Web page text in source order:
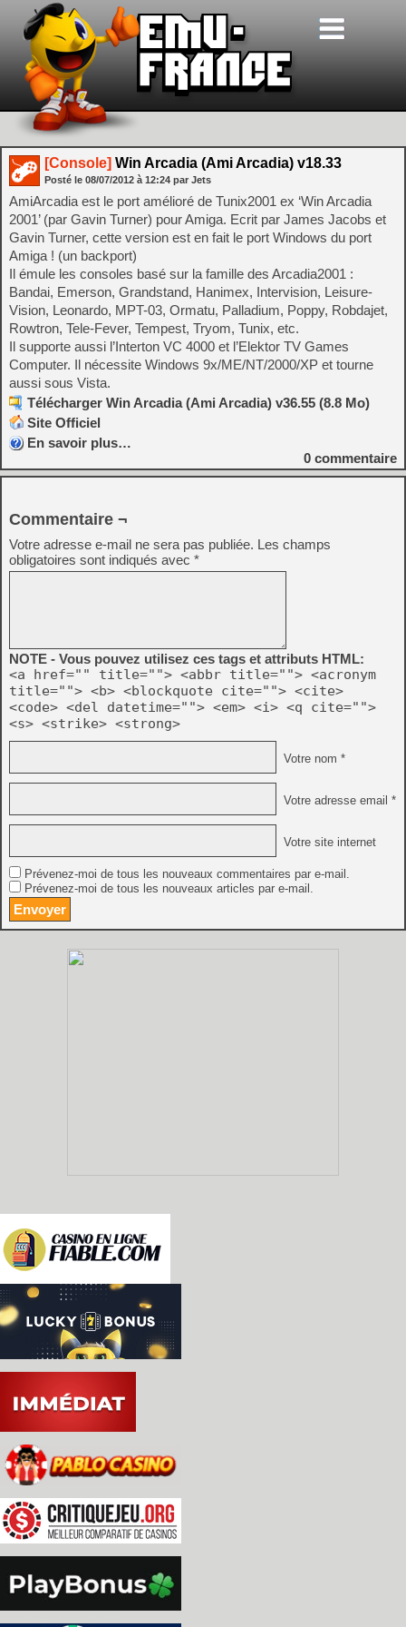
[Console] Win Arcadia (Ami Arcadia) v18.33
Posté le 08/07/2012 à 12:24 par Jets
AmiArcadia est le port amélioré de Tunix2001 ex ‘Win Arcadia
2001’ (par Gavin Turner) pour Amiga. Ecrit par James Jacobs et
Gavin Turner, cette version est en fait le port Windows du port
Amiga ! (un backport)
Il émule les consoles basé sur la famille des Arcadia2001 :
Bandai, Emerson, Grandstand, Hanimex, Intervision, Leisure-
Vision, Leonardo, MPT-03, Ormatu, Palladium, Poppy, Robdajet,
Rowtron, Tele-Fever, Tempest, Tryom, Tunix, etc.
Il supporte aussi l’Interton VC 4000 et l’Elektor TV Games
Computer. Il nécessite Windows 9x/ME/NT/2000/XP et tourne
aussi sous Vista.
Télécharger Win Arcadia (Ami Arcadia) v36.55 (8.8 Mo)
Site Officiel
En savoir plus…
0 commentaire
Commentaire ¬
Votre adresse e-mail ne sera pas publiée. Les champs
obligatoires sont indiqués avec *
NOTE - Vous pouvez utilisez ces tags et attributs HTML:
<a href="" title=""> <abbr title=""> <acronym
title=""> <b> <blockquote cite=""> <cite>
<code> <del datetime=""> <em> <i> <q cite="">
<s> <strike> <strong>
Votre nom *
Votre adresse email *
Votre site internet
Prévenez-moi de tous les nouveaux commentaires par e-mail.
Prévenez-moi de tous les nouveaux articles par e-mail.